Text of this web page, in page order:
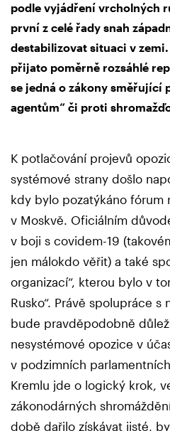
podle vyjádření vrcholných
první z celé řady snah
destabilizovat situaci v
přijato poměrně rozsáhlé
se jedná o zákony směřující
agentům“ či proti
K potlačování projevů
systémové strany došlo
kdy bylo pozatýkáno fórum
v Moskvě. Oficiálním
v boji s covidem-19
jen málokdo věřit) a také
organizací“, kterou bylo v
Rusko“. Právě spolupráce
bude pravděpodobně
nesystémové opozice v
v podzimních
Kremlu jde o logický krok,
zákonodárných
době dařilo získávat jisté,